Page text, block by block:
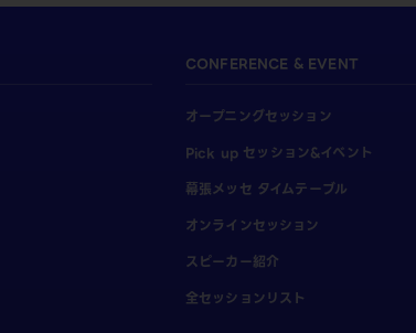
CONFERENCE & EVENT
オープニングセッション
Pick up セッション&イベント
幕張メッセ タイムテーブル
オンラインセッション
スピーカー紹介
全セッションリスト